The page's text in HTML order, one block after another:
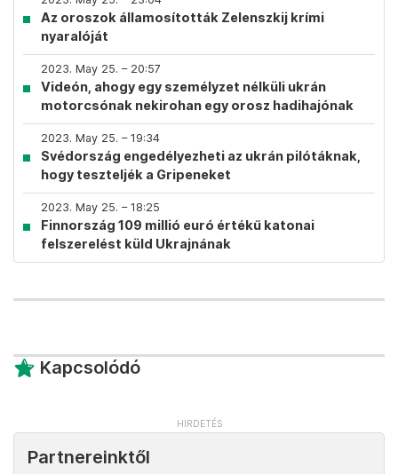
Az oroszok államosították Zelenszkij krími
nyaralóját
2023. May 25. – 20:57
Videón, ahogy egy személyzet nélküli ukrán
motorcsónak nekirohan egy orosz hadihajónak
2023. May 25. – 19:34
Svédország engedélyezheti az ukrán pilótáknak,
hogy teszteljék a Gripeneket
2023. May 25. – 18:25
Finnország 109 millió euró értékű katonai
felszerelést küld Ukrajnának
Kapcsolódó
Partnereinktől